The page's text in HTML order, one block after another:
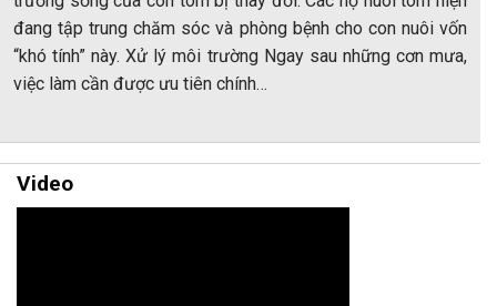
đang tập trung chăm sóc và phòng bệnh cho con nuôi vốn
“khó tính” này. Xử lý môi trường Ngay sau những cơn mưa,
việc làm cần được ưu tiên chính…
Video